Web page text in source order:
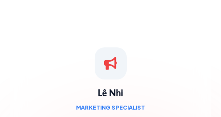
Lê Nhi
MARKETING SPECIALIST